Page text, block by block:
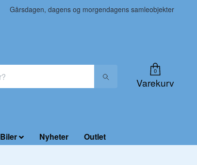
Gårsdagen, dagens og morgendagens samleobjekter
0
Varekurv
Biler Nyheter Outlet